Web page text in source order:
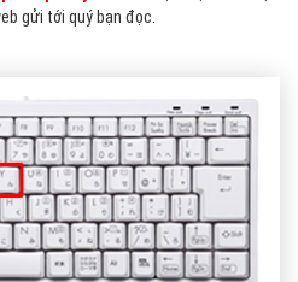
gửi tới quý bạn đọc.